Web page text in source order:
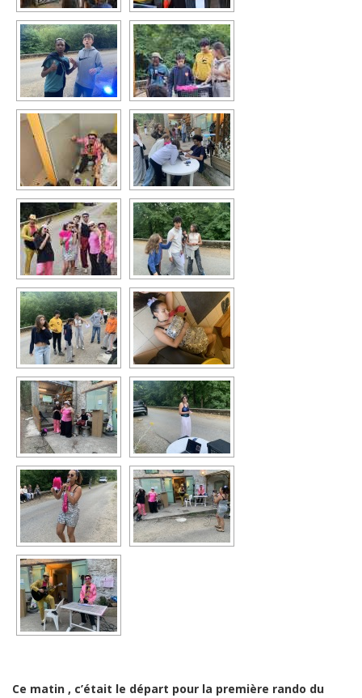
Ce matin , c’était le départ pour la première rando du